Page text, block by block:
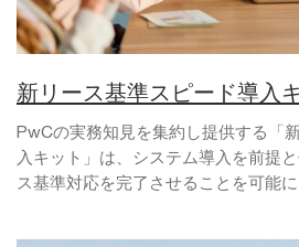
新リース基準スピード導入
PwCの実務知見を集約し提供する「
入キット」は、システム導入を前提
ス基準対応を完了させることを可能に